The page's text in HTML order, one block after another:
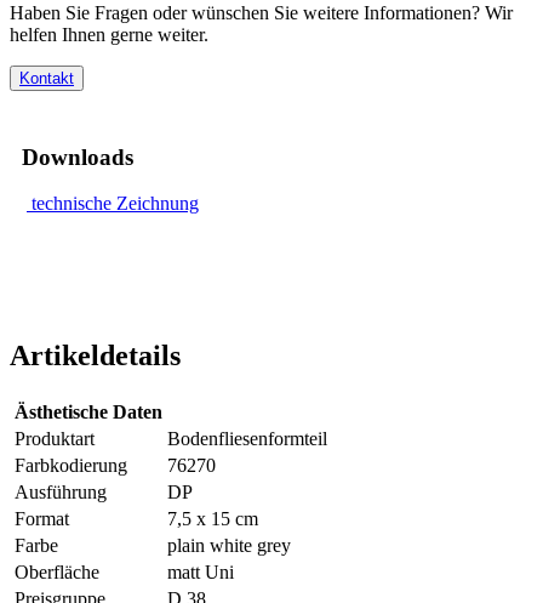
Haben Sie Fragen oder wünschen Sie weitere Informationen? Wir
helfen Ihnen gerne weiter.
Kontakt
Downloads
technische Zeichnung
Artikeldetails
Ästhetische Daten
Produktart
Bodenfliesenformteil
Farbkodierung
76270
Ausführung
DP
Format
7,5 x 15 cm
Farbe
plain white grey
Oberfläche
matt Uni